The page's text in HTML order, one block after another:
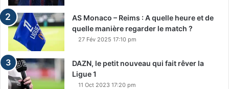
AS Monaco – Reims : A quelle heure et de
quelle manière regarder le match ?
27 Fév 2025 17:10 pm
DAZN, le petit nouveau qui fait rêver la
Ligue 1
11 Oct 2023 17:20 pm